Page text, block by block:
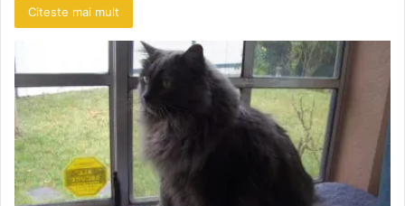
Citeste mai mult